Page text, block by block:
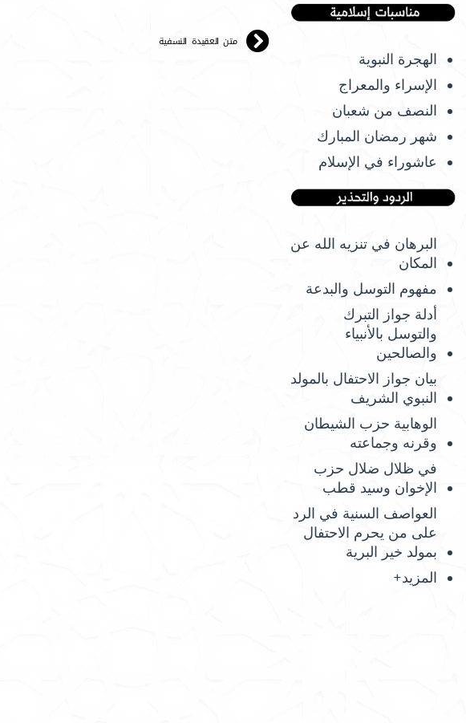
الهجرة النبوية
الإسراء والمعراج
النصف من شعبان
شهر رمضان المبارك
عاشوراء في الإسلام
البرهان في تنزيه الله عن
المكان
مفهوم التوسل والبدعة
أدلة جواز التبرك
والتوسل بالأنبياء
والصالحين
بيان جواز الاحتفال بالمولد
النبوي الشريف
الوهابية حزب الشيطان
وقرنه وجماعته
في ظلال ضلال حزب
الإخوان وسيد قطب
العواصف السنية في الرد
على من يحرم الاحتفال
بمولد خير البرية
المزيد+
متن العقيدة النسفية